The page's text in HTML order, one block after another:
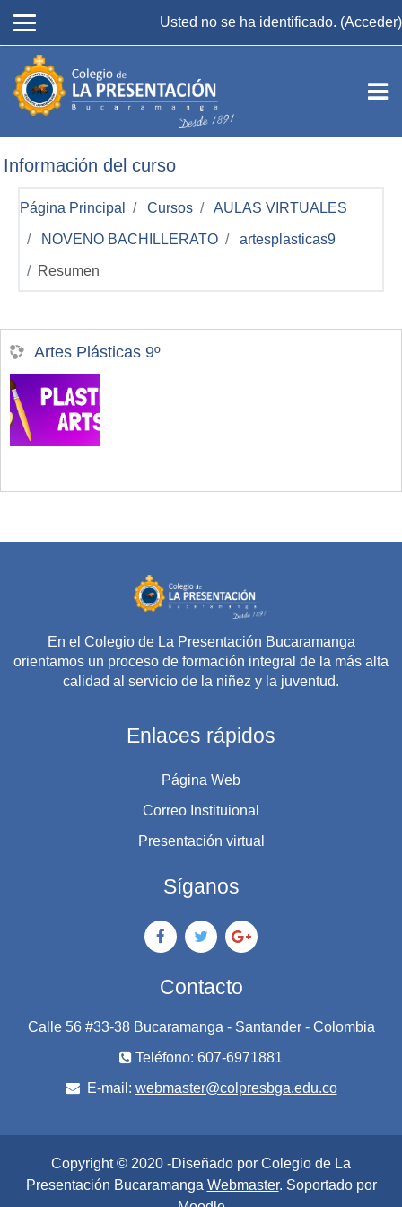
Usted no se ha identificado. (Acceder)
Información del curso
Página Principal Cursos AULAS VIRTUALES
NOVENO BACHILLERATO artesplasticas9
Resumen
Artes Plásticas 9º
En el Colegio de La Presentación Bucaramanga
orientamos un proceso de formación integral de la más alta
calidad al servicio de la niñez y la juventud.
Enlaces rápidos
Página Web
Correo Instituional
Presentación virtual
Síganos
Contacto
Calle 56 #33-38 Bucaramanga - Santander - Colombia
Teléfono: 607-6971881
E-mail: webmaster@colpresbga.edu.co
Copyright © 2020 -Diseñado por Colegio de La
Presentación Bucaramanga Webmaster. Soportado por